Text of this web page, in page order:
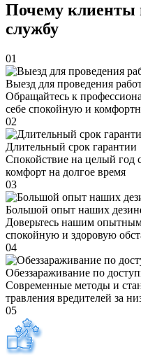
Почему
службу
01
Выезд для проведения
Обращайтесь к
себе спокойную и
02
Длительный срок гарантии
Спокойствие на целый год
комфорт на долгое время
03
Большой опыт наших
Доверьтесь нашим опытным
спокойную и здоровую
04
Обеззараживание по
Современные методы и
травления вредителей за
05